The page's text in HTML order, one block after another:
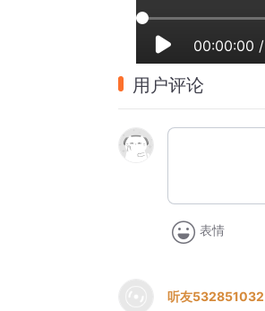
00:00:00 /
用户评论
表情
听友532851032